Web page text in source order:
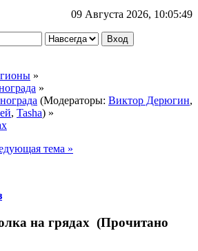
09 Августа 2026, 10:05:49
»
»
(Модераторы: Виктор Дерюгин,
, Tasha) »
тема »
на грядах (Прочитано